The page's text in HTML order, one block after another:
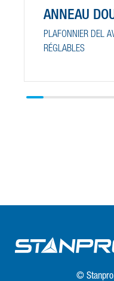
ANNEAU
PLAFONNIER DEL
RÉGLABLES
©